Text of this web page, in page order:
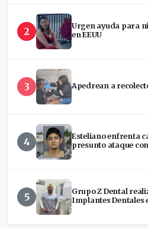
2
Urgen ayuda para
en EEUU
3 Apedrean a
4
Esteliano enfrenta
presunto ataque
5
Grupo Z Dental
Implantes Dentales